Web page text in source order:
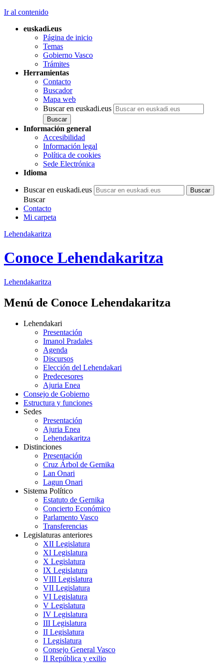
Ir al contenido
euskadi.eus
Página de inicio
Temas
Gobierno Vasco
Trámites
Herramientas
Contacto
Buscador
Mapa web
Buscar en euskadi.eus
Información general
Accesibilidad
Información legal
Política de cookies
Sede Electrónica
Idioma
Buscar en euskadi.eus
Buscar
Contacto
Mi carpeta
Lehendakaritza
Conoce Lehendakaritza
Lehendakaritza
Menú de Conoce Lehendakaritza
Lehendakari
Presentación
Imanol Pradales
Agenda
Discursos
Elección del Lehendakari
Predecesores
Ajuria Enea
Consejo de Gobierno
Estructura y funciones
Sedes
Presentación
Ajuria Enea
Lehendakaritza
Distinciones
Presentación
Cruz Árbol de Gernika
Lan Onari
Lagun Onari
Sistema Político
Estatuto de Gernika
Concierto Económico
Parlamento Vasco
Transferencias
Legislaturas anteriores
XII Legislatura
XI Legislatura
X Legislatura
IX Legislatura
VIII Legislatura
VII Legislatura
VI Legislatura
V Legislatura
IV Legislatura
III Legislatura
II Legislatura
I Legislatura
Consejo General Vasco
II República y exilio